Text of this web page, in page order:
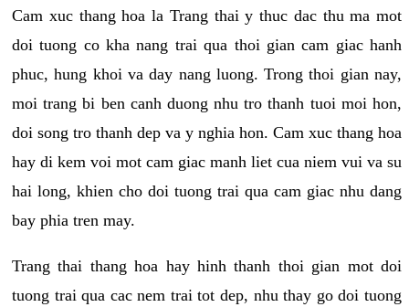
Cam xuc thang hoa la Trang thai y thuc dac thu ma mot
doi tuong co kha nang trai qua thoi gian cam giac hanh
phuc, hung khoi va day nang luong. Trong thoi gian nay,
moi trang bi ben canh duong nhu tro thanh tuoi moi hon,
doi song tro thanh dep va y nghia hon. Cam xuc thang hoa
hay di kem voi mot cam giac manh liet cua niem vui va su
hai long, khien cho doi tuong trai qua cam giac nhu dang
bay phia tren may.
Trang thai thang hoa hay hinh thanh thoi gian mot doi
tuong trai qua cac nem trai tot dep, nhu thay go doi tuong